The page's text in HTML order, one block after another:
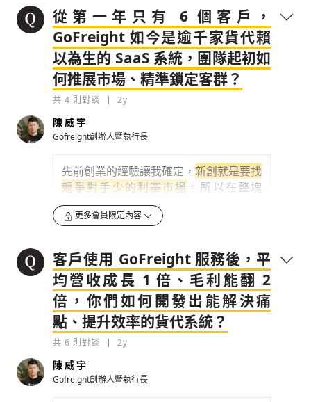
被澆熄，於是我給自己半年期限，還跟主
管說時間到，找不到題目就回去。
0 2y
檢舉留言
一開始其實最想做的是時尚平台，但這類
面對消費者（to c）的市場要砸重本行銷
才有成效，而且太多對手擠在一個不大的
市場裡，失敗幾次，我說服現在的共同創
職，我們倆全職來找創業題目。
檢舉留言
我貨代產業狀況，說這個產業太冷僻、難
懂，沒什麼人進來服務市場需求，多數貨
代公司還在用二三十年前開發的系統。可
能出於好奇或好勝心，當下我真的飛到美
國，花 3 個月實際訪查十幾間貨代公
司。
0
檢舉留言
從第一年只有 6 個客戶，
GoFreight 如今是逾千家貨代賴
以為生的 SaaS 系統，團隊起初如
何推展市場、精準鎖定客群？
共 4 則對談 2y
陳威宇
Gofreight創辦人暨執行長
先前創業的經驗讓我確定， 新創就是要找
競爭對手少的利基市場 。所以在整塊
SaaS 市場中，我們只選擇做貨代生意的
人，而且是針對美國中小型貨代公司。選
過 10 萬間貨代公司，台灣才 1000 多
間，致於為何選中小型？整個市場產值貢
獻雖然主要來自那幾間龍頭貨代公司，但
中小型貨代數量實際上也佔了市場七八
成，是不可小覷的數目，更重要的是它們
長期被underserved（缺乏服務）。
0
檢舉留言
更多會員限定內容
客戶使用 GoFreight 服務後，平
均營收成長 1 倍、毛利能翻 2
倍，你們如何開發出能解決痛
點、提升效率的貨代系統？
共 6 則對談 2y
陳威宇
Gofreight創辦人暨執行長
存為草稿 提交
規則說明